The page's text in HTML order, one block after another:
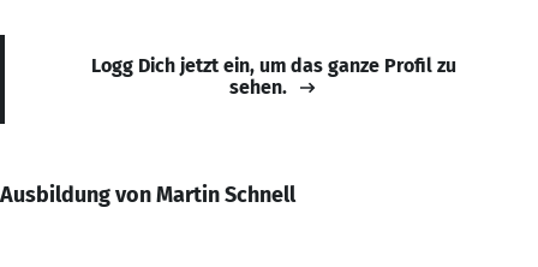
Logg Dich jetzt ein, um das ganze Profil zu
sehen.
Ausbildung von Martin Schnell